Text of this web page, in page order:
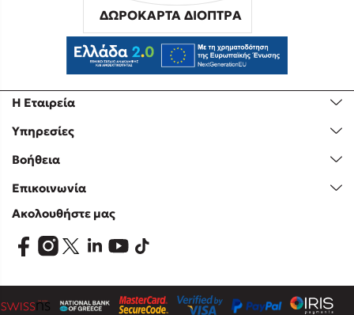
Η Εταιρεία
Υπηρεσίες
Βοήθεια
Επικοινωνία
ΔΩΡΟΚΑΡΤΑ ΔΙΟΠΤΡΑ
Ακολουθήστε μας